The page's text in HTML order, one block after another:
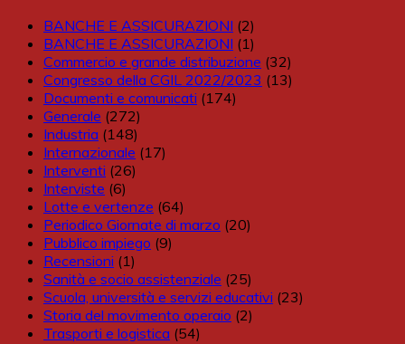
BANCHE E ASSICURAZIONI (2)
BANCHE E ASSICURAZIONI (1)
Commercio e grande distribuzione (32)
Congresso della CGIL 2022/2023 (13)
Documenti e comunicati (174)
Generale (272)
Industria (148)
Internazionale (17)
Interventi (26)
Interviste (6)
Lotte e vertenze (64)
Periodico Giornate di marzo (20)
Pubblico impiego (9)
Recensioni (1)
Sanità e socio assistenziale (25)
Scuola, università e servizi educativi (23)
Storia del movimento operaio (2)
Trasporti e logistica (54)